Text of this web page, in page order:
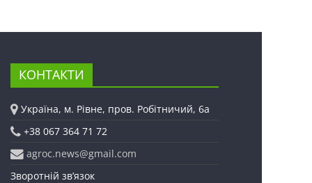
КОНТАКТИ
Україна, м. Рівне, пров. Робітничий, 6а
+38 067 364 71 72
agroc.news@gmail.com
Зворотній зв’язок